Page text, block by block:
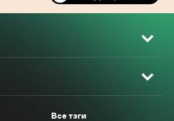
Все тэги